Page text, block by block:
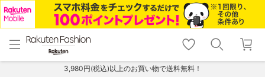
menu home
トップ
shopping_cart lock_outline
ログイン
3,980円(税込)以上のお買い物で送料無料！